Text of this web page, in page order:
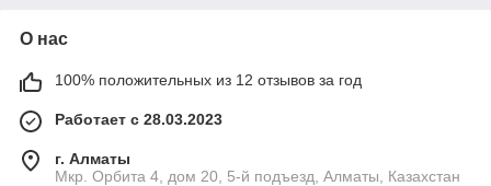
О нас
100% положительных из 12 отзывов за год
Работает с 28.03.2023
г. Алматы
Мкр. Орбита 4, дом 20, 5-й подъезд, Алматы, Казахстан